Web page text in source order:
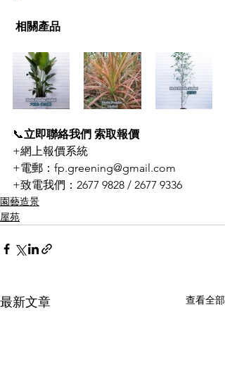
相關產品
📞立即聯絡我們 索取報價
+網上報價系統
+電郵：fp.greening@gmail.com
+致電我們：2677 9828 / 2677 9336
園藝造景
屋苑
最新文章 查看全部